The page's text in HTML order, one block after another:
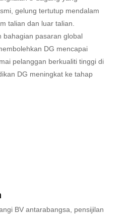
gelung tertutup mendalam
talian dan luar talian.
bahagian pasaran global
DG mencapai
pelanggan berkualiti tinggi di
DG meningkat ke tahap
BV antarabangsa, pensijilan